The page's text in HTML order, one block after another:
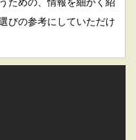
ための、情報を細かく紹
びの参考にしていただけ